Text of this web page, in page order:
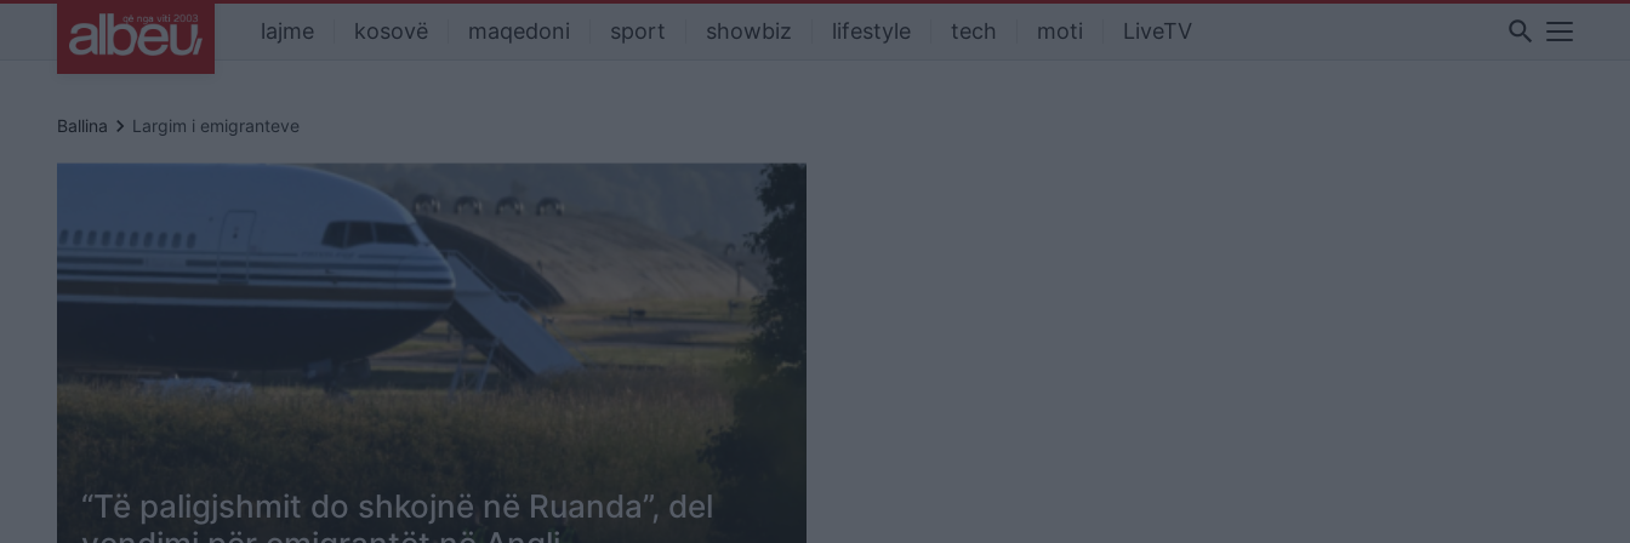
lajme kosovë maqedoni sport showbiz lifestyle tech moti LiveTV search
Ballina keyboard_arrow_right Largim i emigranteve
“Të paligjshmit do shkojnë në Ruanda”, del